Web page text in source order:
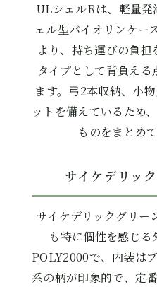
ULシェルRは、軽量
ェル型バイオリンケー
より、持ち運びの負
タイプとして背負え
ます。弓2本収納、小
ットを備えているため
ものをまとめ
サイケデリッ
サイケデリックグリ
も特に個性を感じ
POLY2000で、内装は
系の柄が印象的で、定